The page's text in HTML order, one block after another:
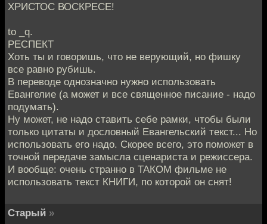
ХРИСТОС ВОСКРЕСЕ!
to _q.
РЕСПЕКТ
Хоть ты и говоришь, что не верующий, но фишку
все равно рубишь.
В переводе однозначно нужно использовать
Евангелие (а может и все священное писание - надо
подумать).
Ну может, не надо ставить себе рамки, чтобы были
только цитаты и дословный Евангельский текст... Но
использовать его надо. Скорее всего, это поможет в
точной передаче замысла сценариста и режиссера.
И вообще: очень странно в ТАКОМ фильме не
использовать текст КНИГИ, по которой он снят!
Старый »